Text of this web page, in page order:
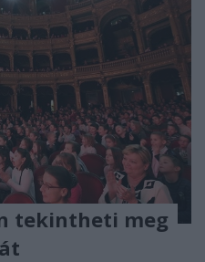
tekintheti meg